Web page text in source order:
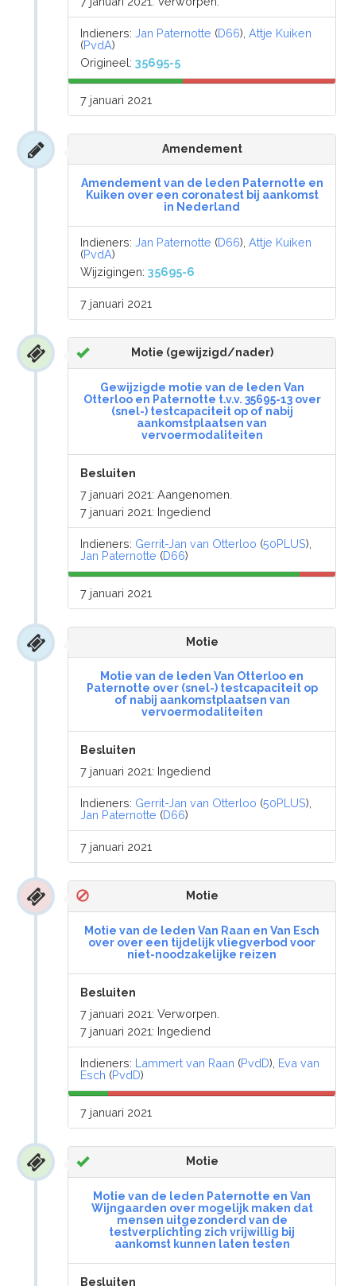
Indieners:Jan Paternotte (D66),Attje Kuiken
(PvdA)
Origineel:35695-5
7 januari 2021
Amendement
Amendement van de leden Paternotte en
Kuiken over een coronatest bij aankomst
in Nederland
Indieners:Jan Paternotte (D66),Attje Kuiken
(PvdA)
Wijzigingen:35695-6
7 januari 2021
Motie (gewijzigd/nader)
Gewijzigde motie van de leden Van
Otterloo en Paternotte t.v.v. 35695-13 over
(snel-) testcapaciteit op of nabij
aankomstplaatsen van
vervoermodaliteiten
Besluiten
7 januari 2021: Aangenomen.
7 januari 2021: Ingediend
Indieners: Gerrit-Jan van Otterloo (50PLUS),
Jan Paternotte (D66)
7 januari 2021
Motie
Motie van de leden Van Otterloo en
Paternotte over (snel-) testcapaciteit op
of nabij aankomstplaatsen van
vervoermodaliteiten
Besluiten
7 januari 2021: Ingediend
Indieners: Gerrit-Jan van Otterloo (50PLUS),
Jan Paternotte (D66)
7 januari 2021
Motie
Motie van de leden Van Raan en Van Esch
over over een tijdelijk vliegverbod voor
niet-noodzakelijke reizen
Besluiten
7 januari 2021: Verworpen.
7 januari 2021: Ingediend
Indieners: Lammert van Raan (PvdD), Eva van
Esch (PvdD)
7 januari 2021
Motie
Motie van de leden Paternotte en Van
Wijngaarden over mogelijk maken dat
mensen uitgezonderd van de
testverplichting zich vrijwillig bij
aankomst kunnen laten testen
Besluiten